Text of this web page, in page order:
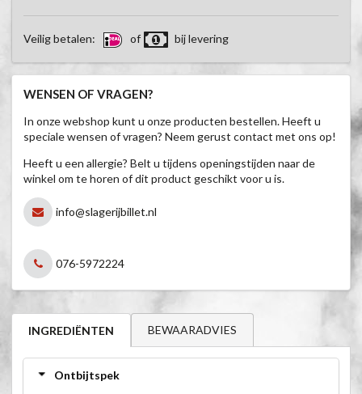
Veilig betalen: of bij levering
WENSEN OF VRAGEN?
In onze webshop kunt u onze producten bestellen. Heeft u
speciale wensen of vragen? Neem gerust contact met ons op!
Heeft u een allergie? Belt u tijdens openingstijden naar de
winkel om te horen of dit product geschikt voor u is.
info@slagerijbillet.nl
076-5972224
INGREDIËNTEN BEWAARADVIES
Ontbijtspek